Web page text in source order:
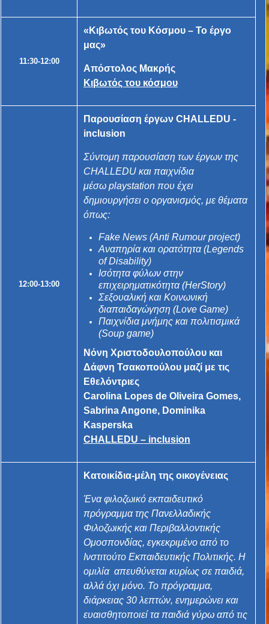
11:30-12:00
«Κιβωτός του Κόσμου – Το έργο
μας»
Απόστολος Μακρής
Κιβωτός του κόσμου
12:00-13:00
Παρουσίαση έργων CHALLEDU -
inclusion
Σύντομη παρουσίαση των έργων της
CHALLEDU και παιχνίδια
μέσω playstation που έχει
δημιουργήσει ο οργανισμός, με θέματα
όπως:
Fake News (Anti Rumour project)
Αναπηρία και ορατότητα (Legends
of Disability)
Ισότητα φύλων στην
επιχειρηματικότητα (HerStory)
Σεξουαλική και Κοινωνική
διαπαιδαγώγηση (Love Game)
Παιχνίδια μνήμης και πολιτισμικά
(Soup game)
Νόνη Χριστοδουλοπούλου και
Δάφνη Τσακοπούλου μαζί με τις
Εθελόντριες
Carolina Lopes de Oliveira Gomes,
Sabrina Angone, Dominika
Kasperska
CHALLEDU – inclusion
Κατοικίδια-μέλη της οικογένειας
Ένα φιλοζωικό εκπαιδευτικό
πρόγραμμα της Πανελλαδικής
Φιλοζωικής και Περιβαλλοντικής
Ομοσπονδίας, εγκεκριμένο από το
Ινστιτούτο Εκπαιδευτικής Πολιτικής. Η
ομιλία απευθύνεται κυρίως σε παιδιά,
αλλά όχι μόνο. Το πρόγραμμα,
διάρκειας 30 λεπτών, ενημερώνει και
ευαισθητοποιεί τα παιδιά γύρω από τις